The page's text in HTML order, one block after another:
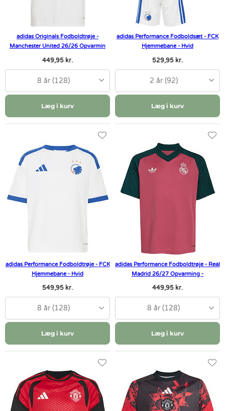
adidas Originals Fodboldtrøje -
Manchester United 26/26 Opvarmin
449,95 kr.
8 år (128)
Læg i kurv
adidas Performance Fodboldsæt - FCK
Hjemmebane - Hvid
529,95 kr.
2 år (92)
Læg i kurv
adidas Performance Fodboldtrøje - FCK
Hjemmebane - Hvid
549,95 kr.
8 år (128)
Læg i kurv
adidas Performance Fodboldtrøje - Real
Madrid 26/27 Opvarming -
449,95 kr.
8 år (128)
Læg i kurv